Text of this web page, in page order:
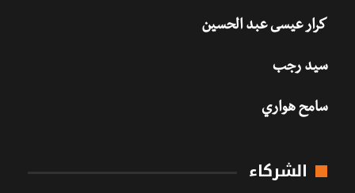
كرار عيسى عبد الحسين
سيد رجب
سامح هواري
الشركاء